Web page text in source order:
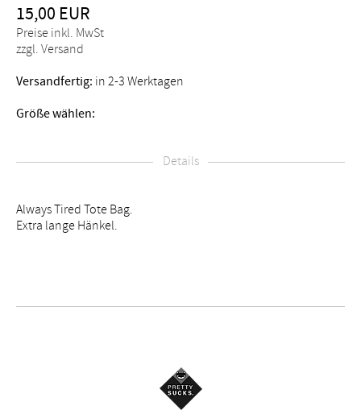
15,00 EUR
Preise inkl. MwSt
zzgl. Versand
Versandfertig: in 2-3 Werktagen
Größe wählen:
Details
Always Tired Tote Bag.
Extra lange Hänkel.